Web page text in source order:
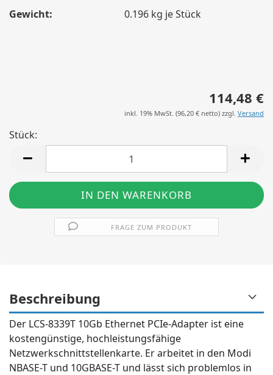
Gewicht:
0.196 kg je Stück
114,48 €
inkl. 19% MwSt. (96,20 € netto) zzgl. Versand
Stück:
FRAGE ZUM PRODUKT
Beschreibung
Der LCS-8339T 10Gb Ethernet PCIe-Adapter ist eine
kostengünstige, hochleistungsfähige
Netzwerkschnittstellenkarte. Er arbeitet in den Modi
NBASE-T und 10GBASE-T und lässt sich problemlos in